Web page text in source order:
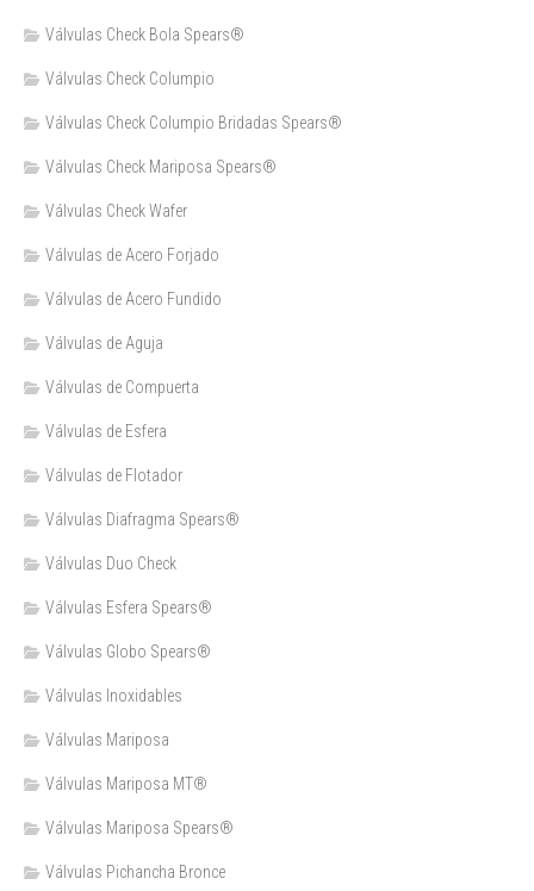
Válvulas Check Bola Spears®
Válvulas Check Columpio
Válvulas Check Columpio Bridadas Spears®
Válvulas Check Mariposa Spears®
Válvulas Check Wafer
Válvulas de Acero Forjado
Válvulas de Acero Fundido
Válvulas de Aguja
Válvulas de Compuerta
Válvulas de Esfera
Válvulas de Flotador
Válvulas Diafragma Spears®️
Válvulas Duo Check
Válvulas Esfera Spears®
Válvulas Globo Spears®
Válvulas Inoxidables
Válvulas Mariposa
Válvulas Mariposa MT®
Válvulas Mariposa Spears®
Válvulas Pichancha Bronce